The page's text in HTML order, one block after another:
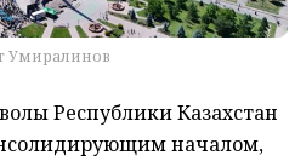
Умиралинов
Республики Казахстан
началом,